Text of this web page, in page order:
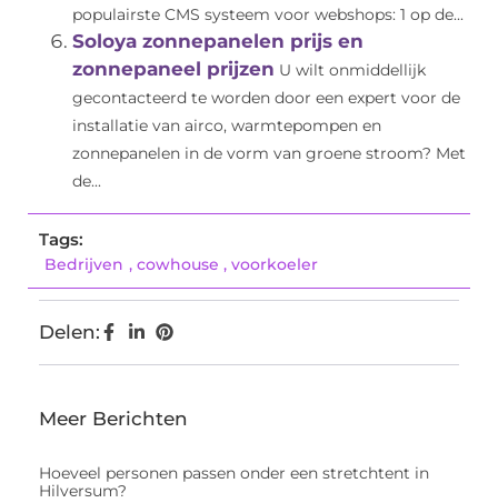
populairste CMS systeem voor webshops: 1 op de...
Soloya zonnepanelen prijs en
zonnepaneel prijzen U wilt onmiddellijk
gecontacteerd te worden door een expert voor de
installatie van airco, warmtepompen en
zonnepanelen in de vorm van groene stroom? Met
de...
Tags:
Bedrijven , cowhouse , voorkoeler
Delen:
Meer Berichten
Hoeveel personen passen onder een stretchtent in
Hilversum?